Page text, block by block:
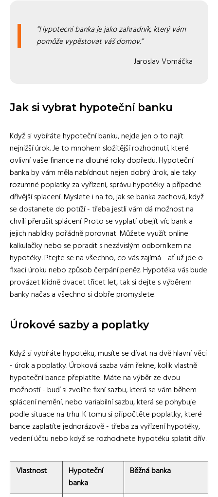
Hypotecni banka je jako zahradník, který vám
pomůže vypěstovat váš domov.
Jaroslav Vomáčka
Jak si vybrat hypoteční banku
Když si vybíráte hypoteční banku, nejde jen o to najít
nejnižší úrok. Je to mnohem složitější rozhodnutí, které
ovlivní vaše finance na dlouhé roky dopředu. Hypoteční
banka by vám měla nabídnout nejen dobrý úrok, ale taky
rozumné poplatky za vyřízení, správu hypotéky a případné
dřívější splacení. Myslete i na to, jak se banka zachová, když
se dostanete do potíží - třeba jestli vám dá možnost na
chvíli přerušit splácení. Proto se vyplatí obejít víc bank a
jejich nabídky pořádně porovnat. Můžete využít online
kalkulačky nebo se poradit s nezávislým odborníkem na
hypotéky. Ptejte se na všechno, co vás zajímá - ať už jde o
fixaci úroku nebo způsob čerpání peněz. Hypotéka vás bude
provázet klidně dvacet třicet let, tak si dejte s výběrem
banky načas a všechno si dobře promyslete.
Úrokové sazby a poplatky
Když si vybíráte hypotéku, musíte se dívat na dvě hlavní věci
- úrok a poplatky. Úroková sazba vám řekne, kolik vlastně
hypoteční bance přeplatíte. Máte na výběr ze dvou
možností - buď si zvolíte fixní sazbu, která se vám během
splácení nemění, nebo variabilní sazbu, která se pohybuje
podle situace na trhu. K tomu si připočtěte poplatky, které
bance zaplatíte jednorázově - třeba za vyřízení hypotéky,
vedení účtu nebo když se rozhodnete hypotéku splatit dřív.
Vlastnost
Hypoteční
banka
Běžná banka